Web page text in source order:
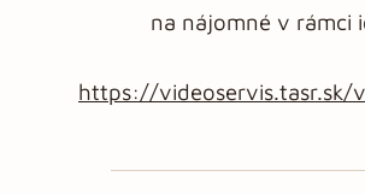
na nájomné v rámci
https://videoservis.tasr.sk/